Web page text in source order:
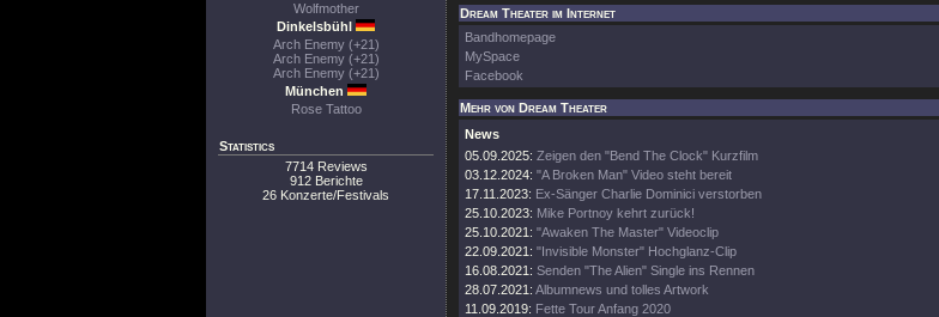
Wolfmother
Dinkelsbühl
Arch Enemy (+21)
Arch Enemy (+21)
Arch Enemy (+21)
München
Rose Tattoo
Statistics
7714 Reviews
912 Berichte
26 Konzerte/Festivals
Dream Theater im Internet
Bandhomepage
MySpace
Facebook
Mehr von Dream Theater
News
05.09.2025: Zeigen den "Bend The Clock" Kurzfilm
03.12.2024: "A Broken Man" Video steht bereit
17.11.2023: Ex-Sänger Charlie Dominici verstorben
25.10.2023: Mike Portnoy kehrt zurück!
25.10.2021: "Awaken The Master" Videoclip
22.09.2021: "Invisible Monster" Hochglanz-Clip
16.08.2021: Senden "The Alien" Single ins Rennen
28.07.2021: Albumnews und tolles Artwork
11.09.2019: Fette Tour Anfang 2020